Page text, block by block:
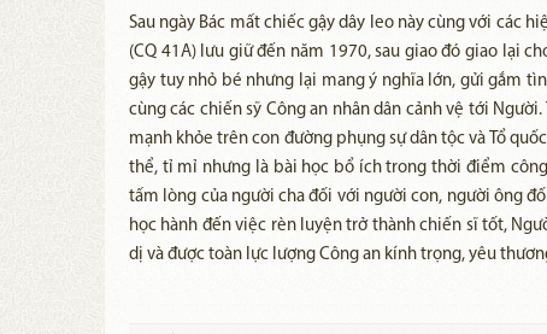
Sau ngày Bác mất chiếc gậy dây leo này cùng với các
(CQ 41A) lưu giữ đến năm 1970, sau giao đó giao lại
gậy tuy nhỏ bé nhưng lại mang ý nghĩa lớn, gửi gắm
cùng các chiến sỹ Công an nhân dân cảnh vệ tới
mạnh khỏe trên con đường phụng sự dân tộc và Tổ
thể, tỉ mỉ nhưng là bài học bổ ích trong thời điểm
tấm lòng của người cha đối với người con, người ông
học hành đến việc rèn luyện trở thành chiến sĩ tốt,
dị và được toàn lực lượng Công an kính trọng, yêu